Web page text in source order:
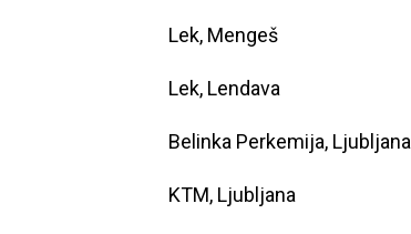
Lek, Mengeš
Lek, Lendava
Belinka Perkemija, Ljubljana
KTM, Ljubljana